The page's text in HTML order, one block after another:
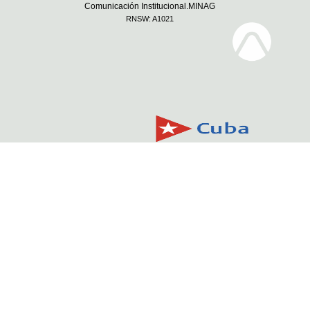
Comunicación Institucional.MINAG
RNSW: A1021